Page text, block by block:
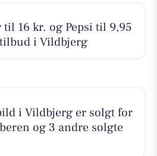
16 kr. og Pepsi til 9,95
i Vildbjerg
i Vildbjerg er solgt for
og 3 andre solgte